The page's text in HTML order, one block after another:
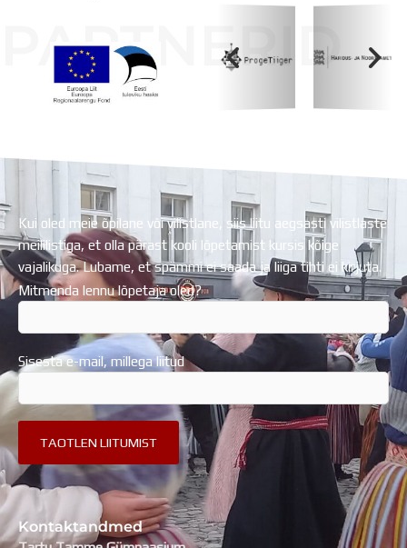
Tööpakkumised
PARTNERID
Kui oled meie õpilane või vilistlane, siis liitu aegsasti vilistlaste
meililistiga, et olla pärast kooli lõpetamist kursis kõige
vajalikuga. Lubame, et spämmi ei saada ja liiga tihti ei kirjuta.
Mitmenda lennu lõpetaja oled?
Sisesta e-mail, millega liitud
Kontaktandmed